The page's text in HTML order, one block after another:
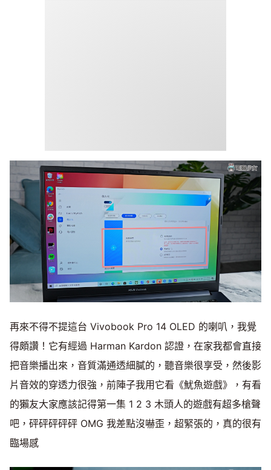
再來不得不提這台 Vivobook Pro 14 OLED 的喇叭，我覺
得頗讚！它有經過 Harman Kardon 認證，在家我都會直接
把音樂播出來，音質滿通透細膩的，聽音樂很享受，然後影
片音效的穿透力很強，前陣子我用它看《魷魚遊戲》，有看
的獺友大家應該記得第一集 1 2 3 木頭人的遊戲有超多槍聲
吧，砰砰砰砰砰 OMG 我差點沒嚇歪，超緊張的，真的很有
臨場感